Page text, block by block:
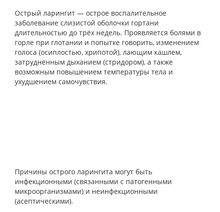
Острый ларингит — острое воспалительное
заболевание слизистой оболочки гортани
длительностью до трёх недель. Проявляется болями в
горле при глотании и попытке говорить, изменением
голоса (осиплостью, хрипотой), лающим кашлем,
затруднённым дыханием (стридором), а также
возможным повышением температуры тела и
ухудшением самочувствия.
Причины острого ларингита могут быть
инфекционными (связанными с патогенными
микроорганизмами) и неинфекционными
(асептическими).